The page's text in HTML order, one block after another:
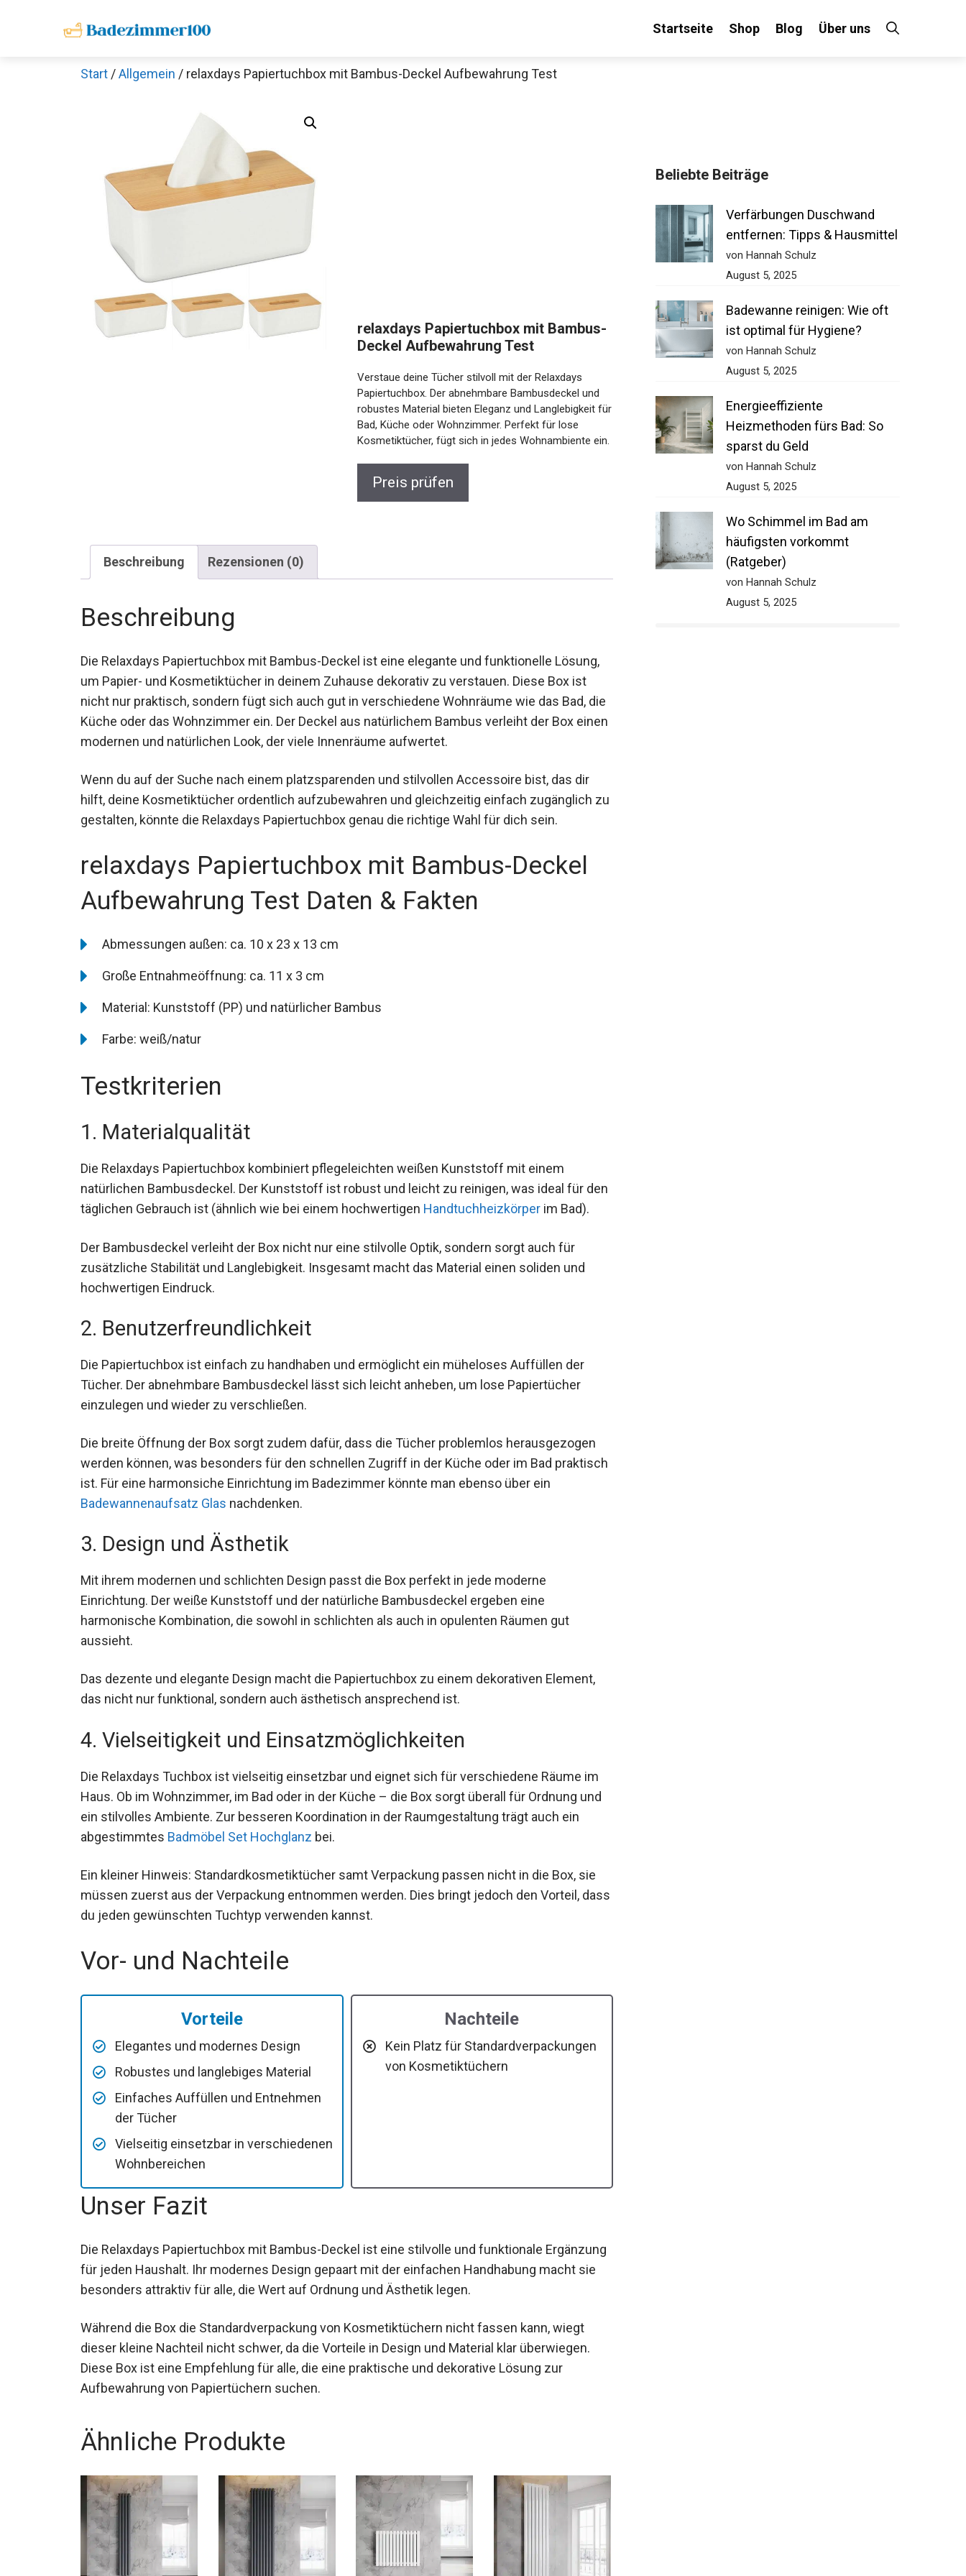
Startseite Shop Blog Über uns
Start /Allgemein / relaxdays Papiertuchbox mit Bambus-Deckel Aufbewahrung Test
relaxdays Papiertuchbox mit Bambus-
Deckel Aufbewahrung Test
Verstaue deine Tücher stilvoll mit der Relaxdays
Papiertuchbox. Der abnehmbare Bambusdeckel und
robustes Material bieten Eleganz und Langlebigkeit für
Bad, Küche oder Wohnzimmer. Perfekt für lose
Kosmetiktücher, fügt sich in jedes Wohnambiente ein.
Preis prüfen
Beschreibung Rezensionen (0)
Beschreibung
Die Relaxdays Papiertuchbox mit Bambus-Deckel ist eine elegante und funktionelle Lösung,
um Papier- und Kosmetiktücher in deinem Zuhause dekorativ zu verstauen. Diese Box ist
nicht nur praktisch, sondern fügt sich auch gut in verschiedene Wohnräume wie das Bad, die
Küche oder das Wohnzimmer ein. Der Deckel aus natürlichem Bambus verleiht der Box einen
modernen und natürlichen Look, der viele Innenräume aufwertet.
Wenn du auf der Suche nach einem platzsparenden und stilvollen Accessoire bist, das dir
hilft, deine Kosmetiktücher ordentlich aufzubewahren und gleichzeitig einfach zugänglich zu
gestalten, könnte die Relaxdays Papiertuchbox genau die richtige Wahl für dich sein.
relaxdays Papiertuchbox mit Bambus-Deckel
Aufbewahrung Test Daten & Fakten
Abmessungen außen: ca. 10 x 23 x 13 cm
Große Entnahmeöffnung: ca. 11 x 3 cm
Material: Kunststoff (PP) und natürlicher Bambus
Farbe: weiß/natur
Testkriterien
1. Materialqualität
Die Relaxdays Papiertuchbox kombiniert pflegeleichten weißen Kunststoff mit einem
natürlichen Bambusdeckel. Der Kunststoff ist robust und leicht zu reinigen, was ideal für den
täglichen Gebrauch ist (ähnlich wie bei einem hochwertigen Handtuchheizkörper im Bad).
Der Bambusdeckel verleiht der Box nicht nur eine stilvolle Optik, sondern sorgt auch für
zusätzliche Stabilität und Langlebigkeit. Insgesamt macht das Material einen soliden und
hochwertigen Eindruck.
2. Benutzerfreundlichkeit
Die Papiertuchbox ist einfach zu handhaben und ermöglicht ein müheloses Auffüllen der
Tücher. Der abnehmbare Bambusdeckel lässt sich leicht anheben, um lose Papiertücher
einzulegen und wieder zu verschließen.
Die breite Öffnung der Box sorgt zudem dafür, dass die Tücher problemlos herausgezogen
werden können, was besonders für den schnellen Zugriff in der Küche oder im Bad praktisch
ist. Für eine harmonsiche Einrichtung im Badezimmer könnte man ebenso über ein
Badewannenaufsatz Glas nachdenken.
3. Design und Ästhetik
Mit ihrem modernen und schlichten Design passt die Box perfekt in jede moderne
Einrichtung. Der weiße Kunststoff und der natürliche Bambusdeckel ergeben eine
harmonische Kombination, die sowohl in schlichten als auch in opulenten Räumen gut
aussieht.
Das dezente und elegante Design macht die Papiertuchbox zu einem dekorativen Element,
das nicht nur funktional, sondern auch ästhetisch ansprechend ist.
4. Vielseitigkeit und Einsatzmöglichkeiten
Die Relaxdays Tuchbox ist vielseitig einsetzbar und eignet sich für verschiedene Räume im
Haus. Ob im Wohnzimmer, im Bad oder in der Küche – die Box sorgt überall für Ordnung und
ein stilvolles Ambiente. Zur besseren Koordination in der Raumgestaltung trägt auch ein
abgestimmtes Badmöbel Set Hochglanz bei.
Ein kleiner Hinweis: Standardkosmetiktücher samt Verpackung passen nicht in die Box, sie
müssen zuerst aus der Verpackung entnommen werden. Dies bringt jedoch den Vorteil, dass
du jeden gewünschten Tuchtyp verwenden kannst.
Vor- und Nachteile
Vorteile
Elegantes und modernes Design
Robustes und langlebiges Material
Einfaches Auffüllen und Entnehmen
der Tücher
Vielseitig einsetzbar in verschiedenen
Wohnbereichen
Nachteile
Kein Platz für Standardverpackungen
von Kosmetiktüchern
Unser Fazit
Die Relaxdays Papiertuchbox mit Bambus-Deckel ist eine stilvolle und funktionale Ergänzung
für jeden Haushalt. Ihr modernes Design gepaart mit der einfachen Handhabung macht sie
besonders attraktiv für alle, die Wert auf Ordnung und Ästhetik legen.
Während die Box die Standardverpackung von Kosmetiktüchern nicht fassen kann, wiegt
dieser kleine Nachteil nicht schwer, da die Vorteile in Design und Material klar überwiegen.
Diese Box ist eine Empfehlung für alle, die eine praktische und dekorative Lösung zur
Aufbewahrung von Papiertüchern suchen.
Ähnliche Produkte
Beliebte Beiträge
Verfärbungen Duschwand
entfernen: Tipps & Hausmittel
von Hannah Schulz
August 5, 2025
Badewanne reinigen: Wie oft
ist optimal für Hygiene?
von Hannah Schulz
August 5, 2025
Energieeffiziente
Heizmethoden fürs Bad: So
sparst du Geld
von Hannah Schulz
August 5, 2025
Wo Schimmel im Bad am
häufigsten vorkommt
(Ratgeber)
von Hannah Schulz
August 5, 2025